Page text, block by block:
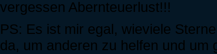
vergessen Abernteuerlust!!!
PS: Es ist mir egal, wieviele
da, um anderen zu helfen und um